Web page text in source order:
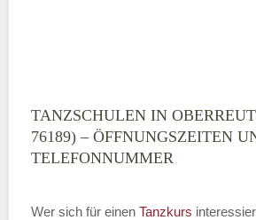
TANZSCHULEN IN
76189) – ÖFFNUNGSZEITEN
TELEFONNUMMER
Wer sich für einen Tanzkurs